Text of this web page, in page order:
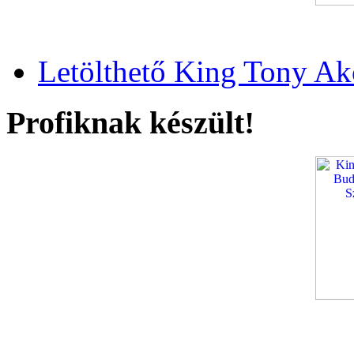
Letölthető King Tony
Profiknak készült!